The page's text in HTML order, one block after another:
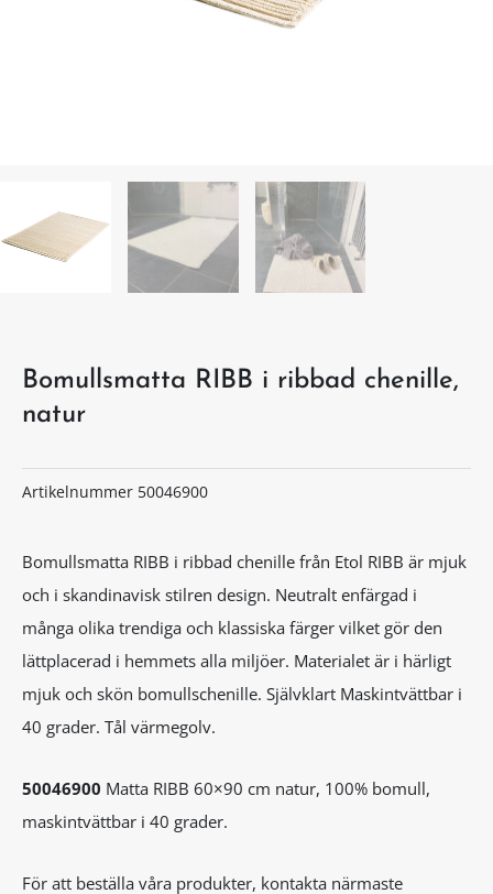
Bomullsmatta RIBB i ribbad chenille,
natur
Artikelnummer 50046900
Bomullsmatta RIBB i ribbad chenille från Etol RIBB är mjuk
och i skandinavisk stilren design. Neutralt enfärgad i
många olika trendiga och klassiska färger vilket gör den
lättplacerad i hemmets alla miljöer. Materialet är i härligt
mjuk och skön bomullschenille. Självklart Maskintvättbar i
40 grader. Tål värmegolv.
50046900 Matta RIBB 60×90 cm natur, 100% bomull,
maskintvättbar i 40 grader.
För att beställa våra produkter, kontakta närmaste